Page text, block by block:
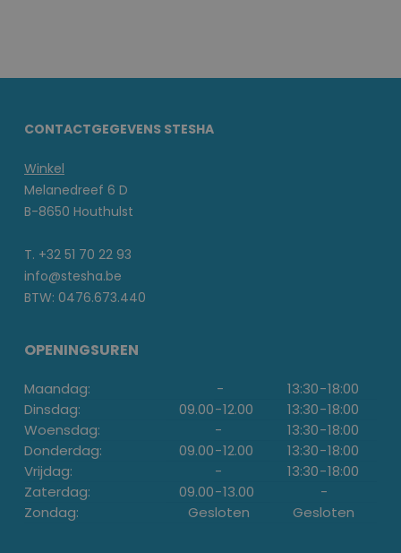
CONTACTGEGEVENS STESHA
Winkel
Melanedreef 6 D
B-8650 Houthulst
T. +32 51 70 22 93
info@stesha.be
BTW: 0476.673.440
OPENINGSUREN
Maandag: - 13:30-18:00
Dinsdag:
09.00-12.00 13:30-18:00
Woensdag:
- 13:30-18:00
Donderdag:
09.00-12.00 13:30-18:00
Vrijdag:
- 13:30-18:00
Zaterdag:
09.00-13.00
-
Zondag:
Gesloten Gesloten